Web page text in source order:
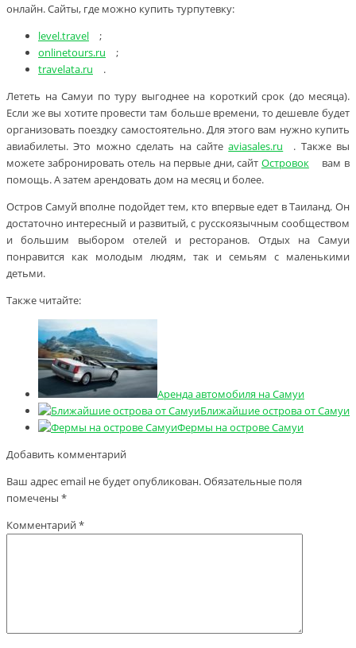
онлайн. Сайты, где можно купить турпутевку:
level.travel
;
onlinetours.ru
;
travelata.ru
.
Лететь на Самуи по туру выгоднее на короткий срок (до месяца).
Если же вы хотите провести там больше времени, то дешевле будет
организовать поездку самостоятельно. Для этого вам нужно купить
авиабилеты. Это можно сделать на сайтеaviasales.ru
. Также вы
можете забронировать отель на первые дни, сайт Островок
вам в
помощь. А затем арендовать дом на месяц и более.
Остров Самуй вполне подойдет тем, кто впервые едет в Таиланд. Он
достаточно интересный и развитый, с русскоязычным сообществом
и большим выбором отелей и ресторанов. Отдых на Самуи
понравится как молодым людям, так и семьям с маленькими
детьми.
Также читайте:
Аренда автомобиля на Самуи
Ближайшие острова от Самуи
Фермы на острове Самуи
Добавить комментарий
Ваш адрес email не будет опубликован.Обязательные поля
помечены *
Комментарий*